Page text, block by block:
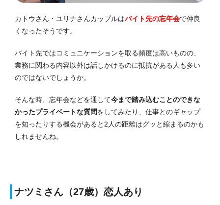
カトウさん・ユリナさんカップルはバイト先の忘年会で仲良
くなったそうです。
バイト先ではコミュニケーションを取る頻度は高いものの、
業務に関わる内容以外は話しかけるのに抵抗がある人も多い
のではないでしょうか。
そんな時、忘年会などを通して今まで踏み込むことのできな
かったプライベートな質問をしてみたり、仕事とのギャップ
を知ったりする機会があると2人の距離はグッと縮まるのかも
しれませんね。
ナツミさん（27歳）恋人あり